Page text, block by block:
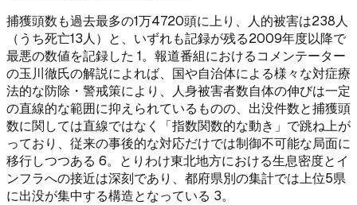
捕獲頭数も過去最多の1万4720頭に上り、人的被害は238人
（うち死亡13人）と、いずれも記録が残る2009年度以降で
最悪の数値を記録した 1。報道番組におけるコメンテーター
の玉川徹氏の解説によれば、国や自治体による様々な対症療
法的な防除・警戒策により、人身被害者数自体の伸びは一定
の直線的な範囲に抑えられているものの、出没件数と捕獲頭
数に関しては直線ではなく「指数関数的な動き」で跳ね上が
っており、従来の事後的な対応だけでは制御不可能な局面に
移行しつつある 6。とりわけ東北地方における生息密度とイ
ンフラへの接近は深刻であり、都府県別の集計では上位5県
に出没が集中する構造となっている 3。